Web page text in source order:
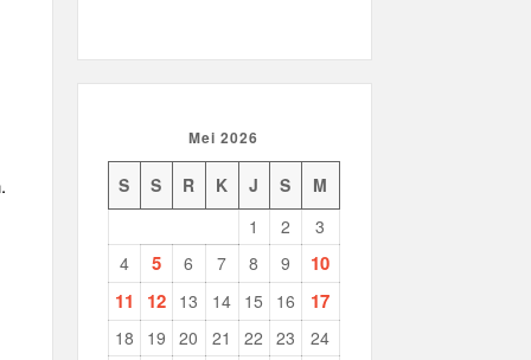
Mei 2026
S S R K J S
M
1
2
3
4
5 6 7 8 9
10
11
12 13 14 15 16 17
18 19 20 21 22 23 24